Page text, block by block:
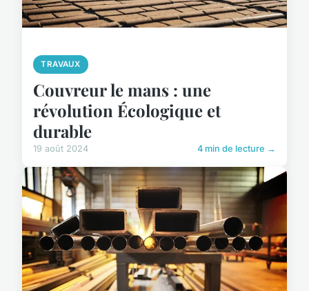
TRAVAUX
Couvreur le mans : une
révolution Écologique et
durable
19 août 2024 4 min de lecture →